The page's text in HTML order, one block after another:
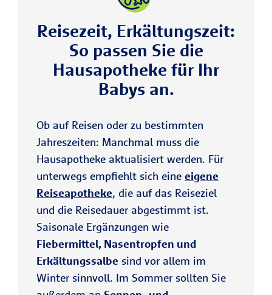
Reisezeit, Erkältungszeit:
So passen Sie die
Hausapotheke für Ihr
Babys an.
Ob auf Reisen oder zu bestimmten
Jahreszeiten: Manchmal muss die
Hausapotheke aktualisiert werden. Für
unterwegs empfiehlt sich eine eigene
Reiseapotheke, die auf das Reiseziel
und die Reisedauer abgestimmt ist.
Saisonale Ergänzungen wie
Fiebermittel, Nasentropfen und
Erkältungssalbe sind vor allem im
Winter sinnvoll. Im Sommer sollten Sie